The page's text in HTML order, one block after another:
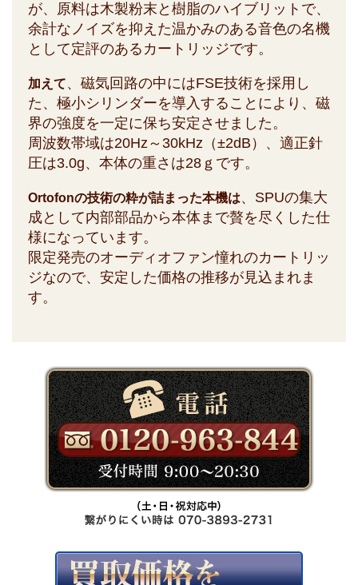
が、原料は木製粉末と樹脂のハイブリットで、
余計なノイズを抑えた温かみのある音色の名機
として定評のあるカートリッジです。
加えて、磁気回路の中にはFSE技術を採用し
た、極小シリンダーを導入することにより、磁
界の強度を一定に保ち安定させました。
周波数帯域は20Hz～30kHz（±2dB）、適正針
圧は3.0g、本体の重さは28ｇです。
Ortofonの技術の粋が詰まった本機は、SPUの集大
成として内部部品から本体まで贅を尽くした仕
様になっています。
限定発売のオーディオファン憧れのカートリッ
ジなので、安定した価格の推移が見込まれま
す。